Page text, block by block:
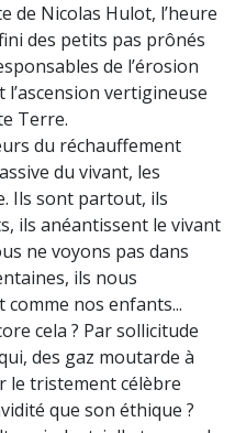
de Nicolas Hulot, l’heure
des petits pas prônés
de l’érosion
vertigineuse
Terre.
du réchauffement
du vivant, les
Ils sont partout, ils
ils anéantissent le vivant
ne voyons pas dans
ils nous
nos enfants...
cela ? Par sollicitude
des gaz moutarde à
le tristement célèbre
que son éthique ?